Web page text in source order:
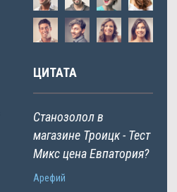
ЦИТАТА
Станозолол в
магазине Троицк - Тест
Микс цена Евпатория?
Арефий